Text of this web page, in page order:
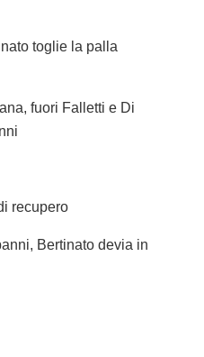
toglie la palla
fuori Falletti e Di
recupero
Bertinato devia in